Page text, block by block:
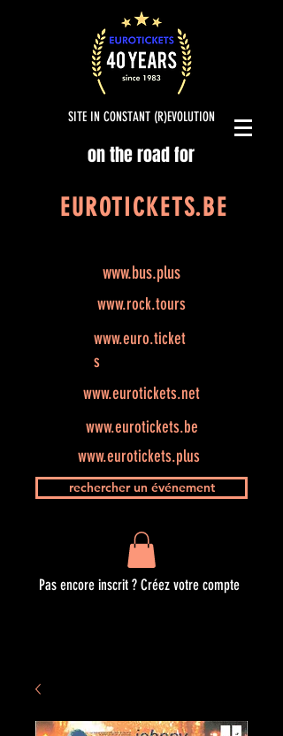
SITE IN CONSTANT (R)EVOLUTION
on the road for
EUROTICKETS.BE
www.bus.plus
www.rock.tours
www.euro.ticket
s
www.eurotickets.net
www.eurotickets.be
www.eurotickets.plus
rechercher un événement
Pas encore inscrit ? Créez votre compte